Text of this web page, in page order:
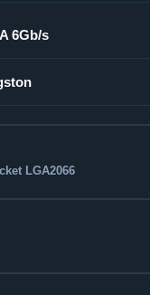
6Gb/s
LGA2066